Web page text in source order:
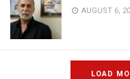
AUGUST 6,
LOAD